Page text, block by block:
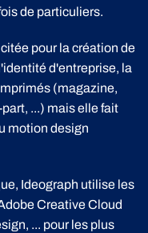
de particuliers.
pour la création de
d'entreprise, la
(magazine,
...) mais elle fait
motion design
Ideograph utilise les
Creative Cloud
... pour les plus